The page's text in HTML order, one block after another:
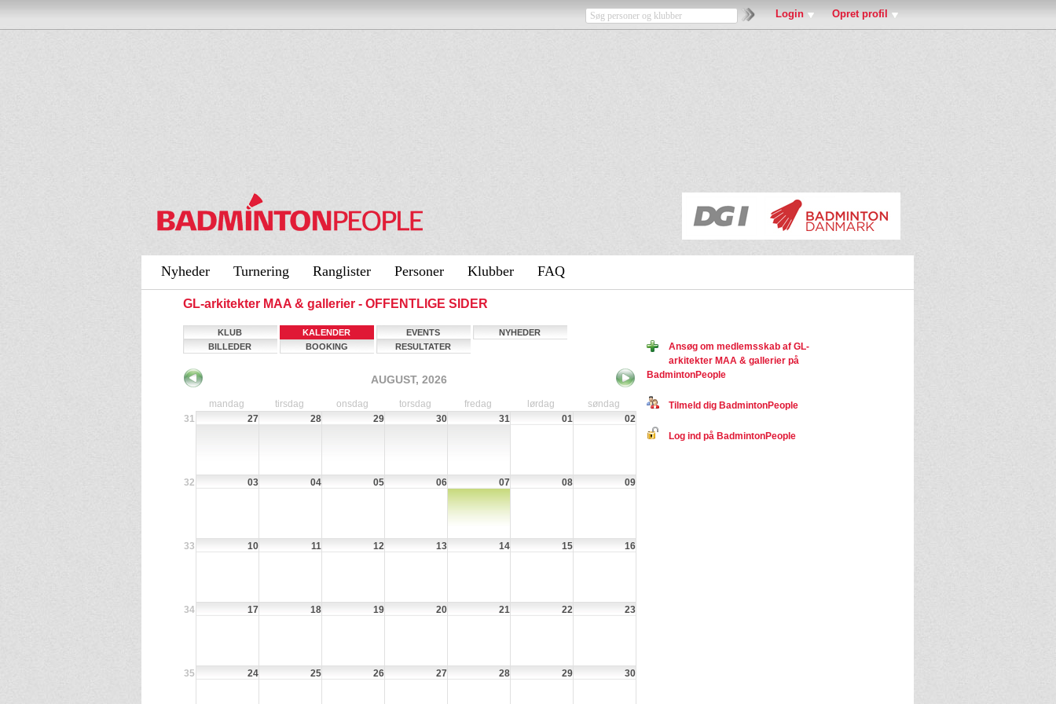
Login Opret profil
Nyheder Turnering Ranglister Personer Klubber FAQ
GL-arkitekter MAA & gallerier - OFFENTLIGE SIDER
KLUB KALENDER EVENTS
NYHEDER
BILLEDER
BOOKING RESULTATER
AUGUST, 2026
mandag tirsdag onsdag torsdag fredag lørdag
søndag
31
27 28 29 30 31 01 02
32 03 04 05 06 07 08 09
33 10 11 12 13 14 15 16
34 17 18 19 20 21 22 23
35 24 25 26 27 28 29 30
Ansøg om medlemsskab af GL-
arkitekter MAA & gallerier på
BadmintonPeople
Tilmeld dig BadmintonPeople
Log ind på BadmintonPeople